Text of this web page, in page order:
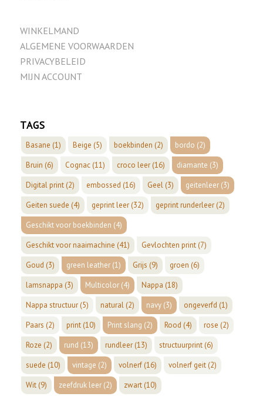
WINKELMAND
ALGEMENE VOORWAARDEN
PRIVACYBELEID
MIJN ACCOUNT
TAGS
Basane (1) Beige (5) boekbinden (2) bordo (2)
Bruin (6) Cognac(11) croco leer(16) diamante (3)
Digital print(2) embossed (16) Geel(3) geitenleer(3)
Geiten suede (4) geprint leer(32) geprint runderleer(2)
Geschikt voor boekbinden (4)
Geschikt voor naaimachine (41) Gevlochten print(7)
Goud (3) green leather(1) Grijs (9) groen (6)
lamsnappa (3) Multicolor(4) Nappa (18)
Nappa structuur(5) natural(2) navy(3) ongeverfd (1)
Paars (2) print(10) Print slang (2) Rood (4) rose (2)
Roze (2) rund (13) rundleer(13) structuurprint(6)
suede (10) vintage (2) volnerf(16) volnerf geit(2)
Wit(9) zeefdruk leer(2) zwart(10)